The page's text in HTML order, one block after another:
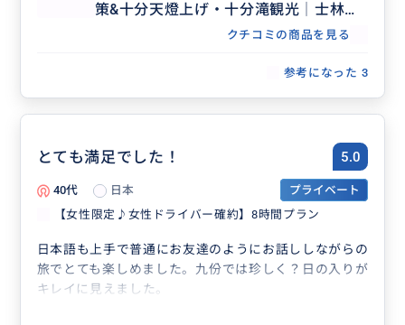
策&十分天燈上げ・十分滝観光│士林夜
市・台北市内解散OKクチコミの商品を見る
参考になった 3
とても満足でした！ 5.0
40代 日本
プライベート
【女性限定♪女性ドライバー確約】8時間プラン
日本語も上手で普通にお友達のようにお話ししながらの
旅でとても楽しめました。九份では珍しく？日の入りが
キレイに見えました。